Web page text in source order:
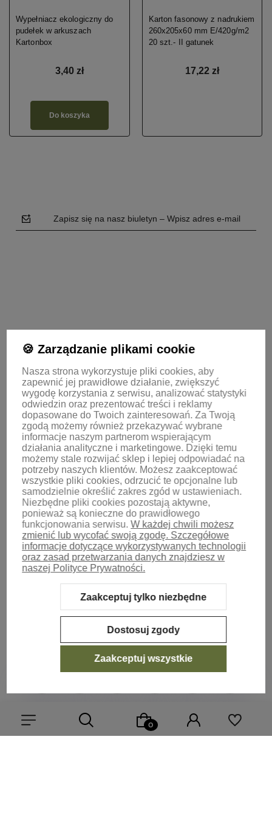
Wypełniacz ekologiczny do
pudełek w arkuszach
Kartonbox
3,40 zł
Do koszyka
Karton fasonowy z nadrukiem
260x205x60 mm E/420g/m2
20 szt.- II gatunek
17,22 zł
Zapisz się na nasz biuletyn – Wpisz adres e-mail
prywatności
Oferta
Informacje
KONTO
Sklep internetowy Shoper.pl Szablon Shoper Modern 3.0™
GrowCommerce
🍪 Zarządzanie plikami cookie
Nasza strona wykorzystuje pliki cookies, aby
zapewnić jej prawidłowe działanie, zwiększyć
wygodę korzystania z serwisu, analizować statystyki
odwiedzin oraz prezentować treści i reklamy
dopasowane do Twoich zainteresowań. Za Twoją
zgodą możemy również przekazywać wybrane
informacje naszym partnerom wspierającym
działania analityczne i marketingowe. Dzięki temu
możemy stale rozwijać sklep i lepiej odpowiadać na
potrzeby naszych klientów. Możesz zaakceptować
wszystkie pliki cookies, odrzucić te opcjonalne lub
samodzielnie określić zakres zgód w ustawieniach.
Niezbędne pliki cookies pozostają aktywne,
ponieważ są konieczne do prawidłowego
funkcjonowania serwisu. W każdej chwili możesz
zmienić lub wycofać swoją zgodę. Szczegółowe
informacje dotyczące wykorzystywanych technologii
oraz zasad przetwarzania danych znajdziesz w
naszej Polityce Prywatności.
Zaakceptuj tylko niezbędne
Dostosuj zgody
Zaakceptuj wszystkie